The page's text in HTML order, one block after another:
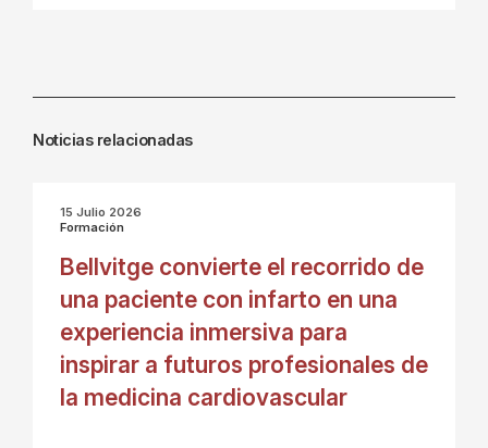
Noticias relacionadas
15 Julio 2026
Formación
Bellvitge convierte el recorrido de
una paciente con infarto en una
experiencia inmersiva para
inspirar a futuros profesionales de
la medicina cardiovascular